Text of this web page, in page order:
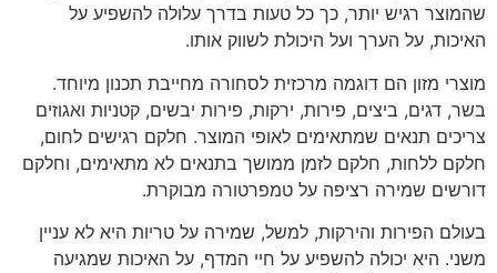
שהמוצר רגיש יותר, כך כל טעות בדרך עלולה להשפיע על
האיכות, על הערך ועל היכולת לשווק אותו.
מוצרי מזון הם דוגמה מרכזית לסחורה מחייבת תכנון מיוחד.
בשר, דגים, ביצים, פירות, ירקות, פירות יבשים, קטניות ואגוזים
צריכים תנאים שמתאימים לאופי המוצר. חלקם רגישים לחום,
חלקם ללחות, חלקם לזמן ממושך בתנאים לא מתאימים, וחלקם
דורשים שמירה רציפה על טמפרטורה מבוקרת.
בעולם הפירות והירקות, למשל, שמירה על טריות היא לא עניין
משני. היא יכולה להשפיע על חיי המדף, על האיכות שמגיעה